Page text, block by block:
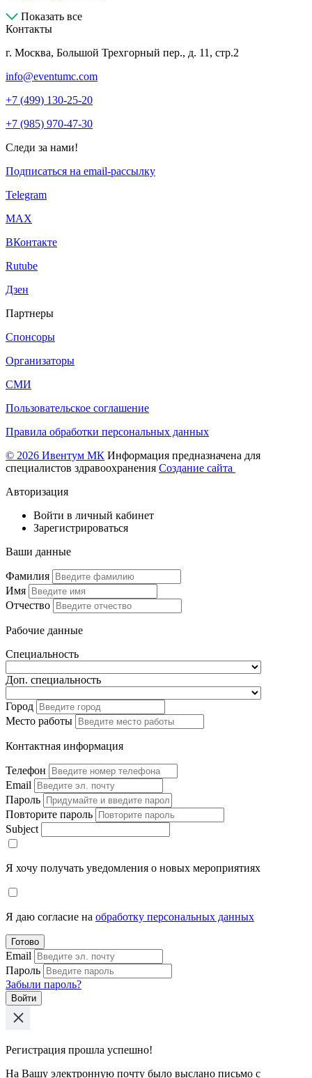
Показать все
Контакты
г. Москва, Большой Трехгорный пер., д. 11, стр.2
info@eventumc.com
+7 (499) 130-25-20
+7 (985) 970-47-30
Следи за нами!
Подписаться на email-рассылку
Telegram
МАХ
ВКонтакте
Rutube
Дзен
Партнеры
Спонсоры
Организаторы
СМИ
Пользовательское соглашение
Правила обработки персональных данных
© 2026 Ивентум МК Информация предназначена для
специалистов здравоохранения Создание сайта
Авторизация
Войти в личный кабинет
Зарегистрироваться
Ваши данные
Фамилия
Имя
Отчество
Рабочие данные
Специальность
Доп. специальность
Город
Место работы
Контактная информация
Телефон
Email
Пароль
Повторите пароль
Subject
Я хочу получать уведомления о новых мероприятиях
Я даю согласие на обработку персональных данных
Готово
Email
Пароль
Забыли пароль?
Войти
Регистрация прошла успешно!
На Вашу электронную почту было выслано письмо с